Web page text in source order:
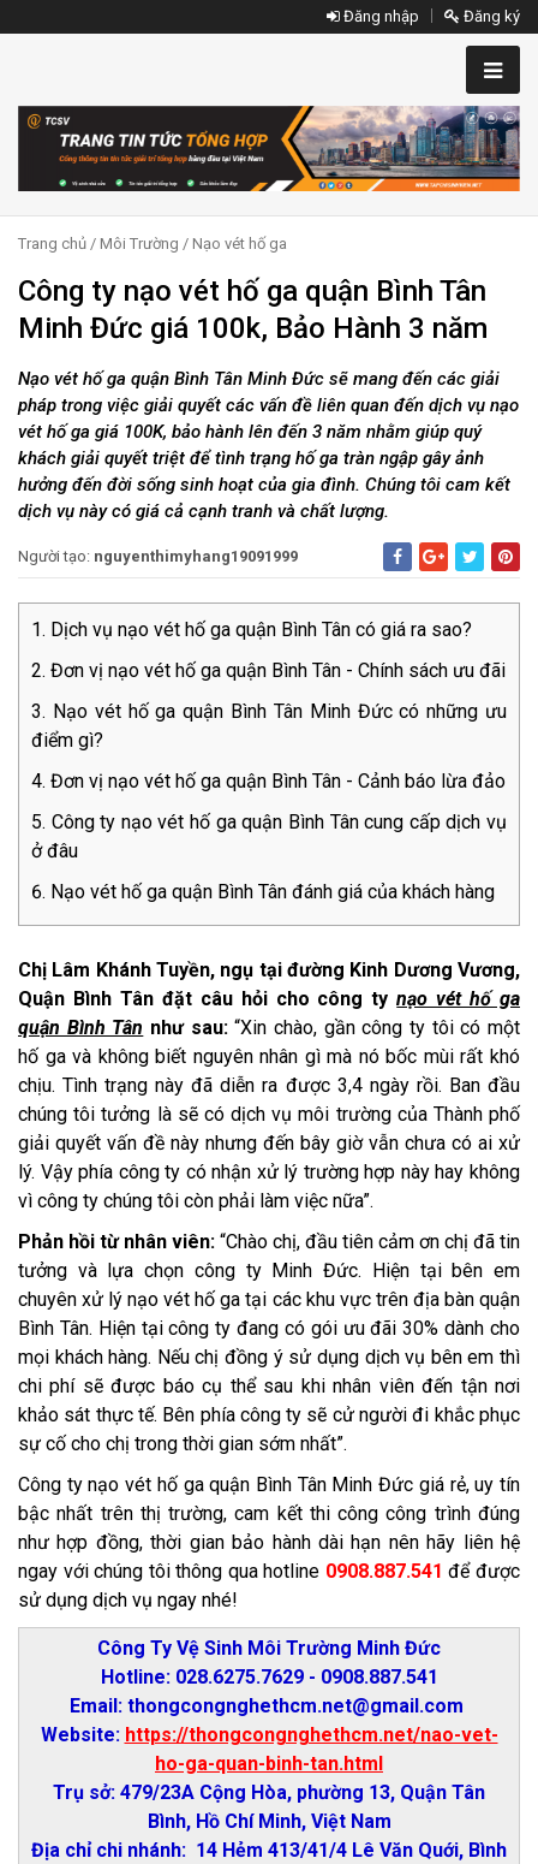
Đăng nhập Đăng ký
Trang chủ / Môi Trường / Nạo vét hố ga
Công ty nạo vét hố ga quận Bình Tân
Minh Đức giá 100k, Bảo Hành 3 năm
Nạo vét hố ga quận Bình Tân Minh Đức sẽ mang đến các giải
pháp trong việc giải quyết các vấn đề liên quan đến dịch vụ nạo
vét hố ga giá 100K, bảo hành lên đến 3 năm nhằm giúp quý
khách giải quyết triệt để tình trạng hố ga tràn ngập gây ảnh
hưởng đến đời sống sinh hoạt của gia đình. Chúng tôi cam kết
dịch vụ này có giá cả cạnh tranh và chất lượng.
Người tạo: nguyenthimyhang19091999
Dịch vụ nạo vét hố ga quận Bình Tân có giá ra sao?
Đơn vị nạo vét hố ga quận Bình Tân - Chính sách ưu đãi
Nạo vét hố ga quận Bình Tân Minh Đức có những ưu
điểm gì?
Đơn vị nạo vét hố ga quận Bình Tân - Cảnh báo lừa đảo
Công ty nạo vét hố ga quận Bình Tân cung cấp dịch vụ
ở đâu
Nạo vét hố ga quận Bình Tân đánh giá của khách hàng
Chị Lâm Khánh Tuyền, ngụ tại đường Kinh Dương Vương,
Quận Bình Tân đặt câu hỏi cho công tynạo vét hố ga
quận Bình Tân như sau:“Xin chào, gần công ty tôi có một
hố ga và không biết nguyên nhân gì mà nó bốc mùi rất khó
chịu. Tình trạng này đã diễn ra được 3,4 ngày rồi. Ban đầu
chúng tôi tưởng là sẽ có dịch vụ môi trường của Thành phố
giải quyết vấn đề này nhưng đến bây giờ vẫn chưa có ai xử
lý. Vậy phía công ty có nhận xử lý trường hợp này hay không
vì công ty chúng tôi còn phải làm việc nữa”.
Phản hồi từ nhân viên: “Chào chị, đầu tiên cảm ơn chị đã tin
tưởng và lựa chọn công ty Minh Đức. Hiện tại bên em
chuyên xử lý nạo vét hố ga tại các khu vực trên địa bàn quận
Bình Tân. Hiện tại công ty đang có gói ưu đãi 30% dành cho
mọi khách hàng. Nếu chị đồng ý sử dụng dịch vụ bên em thì
chi phí sẽ được báo cụ thể sau khi nhân viên đến tận nơi
khảo sát thực tế. Bên phía công ty sẽ cử người đi khắc phục
sự cố cho chị trong thời gian sớm nhất”.
Công ty nạo vét hố ga quận Bình Tân Minh Đức giá rẻ, uy tín
bậc nhất trên thị trường, cam kết thi công công trình đúng
như hợp đồng, thời gian bảo hành dài hạn nên hãy liên hệ
ngay với chúng tôi thông qua hotline 0908.887.541 để được
sử dụng dịch vụ ngay nhé!
Công Ty Vệ Sinh Môi Trường Minh Đức
Hotline: 028.6275.7629 - 0908.887.541
Email: thongcongnghethcm.net@gmail.com
Website: https://thongcongnghethcm.net/nao-vet-
ho-ga-quan-binh-tan.html
Trụ sở: 479/23A Cộng Hòa, phường 13, Quận Tân
Bình, Hồ Chí Minh, Việt Nam
Địa chỉ chi nhánh: 14 Hẻm 413/41/4 Lê Văn Quới, Bình